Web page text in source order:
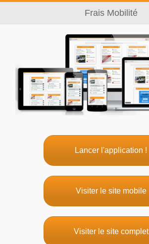
Frais Mobilité
Lancer l'application !
Visiter le site mobile
Visiter le site complet